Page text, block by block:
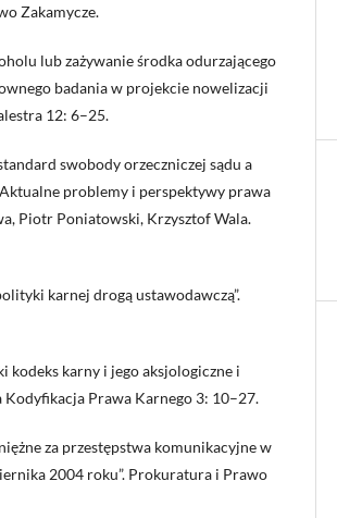
Zakamycze.
lub zażywanie środka odurzającego
badania w projekcie nowelizacji
12: 6–25.
swobody orzeczniczej sądu a
problemy i perspektywy prawa
Piotr Poniatowski, Krzysztof Wala.
karnej drogą ustawodawczą”.
kodeks karny i jego aksjologiczne i
Kodyfikacja Prawa Karnego 3: 10–27.
za przestępstwa komunikacyjne w
2004 roku”. Prokuratura i Prawo